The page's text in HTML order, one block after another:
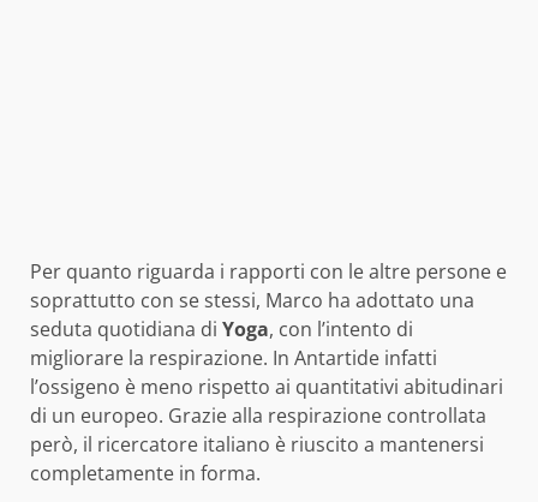
Per quanto riguarda i rapporti con le altre persone e
soprattutto con se stessi, Marco ha adottato una
seduta quotidiana di Yoga, con l’intento di
migliorare la respirazione. In Antartide infatti
l’ossigeno è meno rispetto ai quantitativi abitudinari
di un europeo. Grazie alla respirazione controllata
però, il ricercatore italiano è riuscito a mantenersi
completamente in forma.